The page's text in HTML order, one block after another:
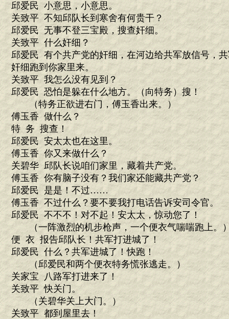
邱爱民 小意思，小意思。
关致平 不知邱队长到寒舍有何贵干？
邱爱民 无事不登三宝殿，搜查奸细。
关致平 什么奸细？
邱爱民 有个共产党的奸细，在河边给共军放信号，
奸细跑到你家里来。
关致平 我怎么没有见到？
邱爱民 恐怕是躲在什么地方。（向特务）搜！
（特务正欲进右门，傅玉香出来。）
傅玉香 做什么？
特 务 搜查！
邱爱民 安太太也在这里。
傅玉香 你又来做什么？
关碧华 邱队长说咱们家里，藏着共产党。
傅玉香 你有脑子没有？我们家还能藏共产党？
邱爱民 是是！不过……
傅玉香 不过什么？要不要我打电话告诉安司令官。
邱爱民 不不不！对不起！安太太，惊动您了！
（一阵激烈的机步枪声，一个便衣气喘喘跑上。
便 衣 报告邱队长！共军打进城了！
邱爱民 什么？共军进城了！快跑！
（邱爱民和两个便衣特务慌张逃走。）
关家宝 八路军打进来了！
关致平 快关门。
（关碧华关上大门。）
关致平 都到屋里去！